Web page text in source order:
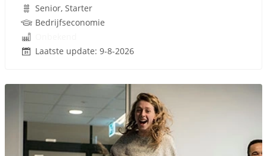
Senior, Starter
Bedrijfseconomie
Laatste update: 9-8-2026